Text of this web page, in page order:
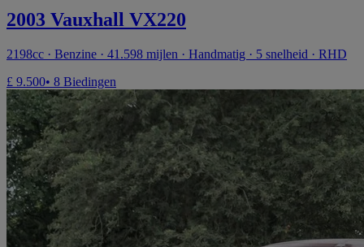
2003 Vauxhall VX220
2198cc · Benzine · 41.598 mijlen · Handmatig · 5 snelheid · RHD
£ 9.500• 8 Biedingen